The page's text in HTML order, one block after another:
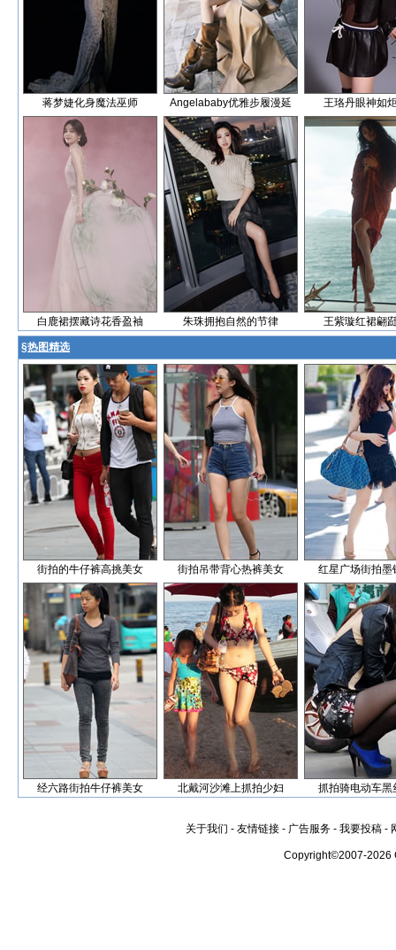
蒋梦婕化身魔法巫师 Angelababy优雅步履漫延 王珞丹眼神如
白鹿裙摆藏诗花香盈袖 朱珠拥抱自然的节律 王紫璇红裙翩
§热图精选
街拍的牛仔裤高挑美女 街拍吊带背心热裤美女 红星广场街拍墨
经六路街拍牛仔裤美女 北戴河沙滩上抓拍少妇 抓拍骑电动车黑
关于我们 - 友情链接 - 广告服务 - 我要投稿 -
Copyright©2007-2026